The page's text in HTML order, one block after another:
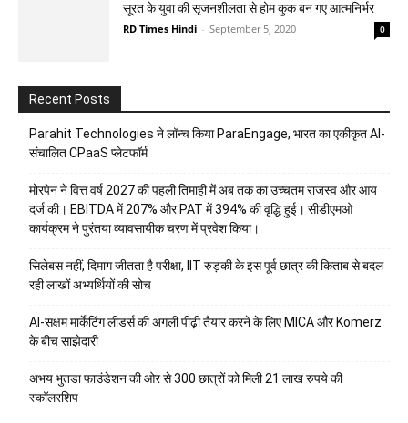
सूरत के युवा की सृजनशीलता से होम कुक बन गए आत्मनिर्भर
RD Times Hindi - September 5, 2020 0
Recent Posts
Parahit Technologies ने लॉन्च किया ParaEngage, भारत का एकीकृत AI-
संचालित CPaaS प्लेटफॉर्म
मोरपेन ने वित्त वर्ष 2027 की पहली तिमाही में अब तक का उच्चतम राजस्व और आय
दर्ज की। EBITDA में 207% और PAT में 394% की वृद्धि हुई। सीडीएमओ
कार्यक्रम ने पुरंतया व्यावसायीक चरण में प्रवेश किया।
सिलेबस नहीं, दिमाग जीतता है परीक्षा, IIT रुड़की के इस पूर्व छात्र की किताब से बदल
रही लाखों अभ्यर्थियों की सोच
AI-सक्षम मार्केटिंग लीडर्स की अगली पीढ़ी तैयार करने के लिए MICA और Komerz
के बीच साझेदारी
अभय भुतडा फाउंडेशन की ओर से 300 छात्रों को मिली 21 लाख रुपये की
स्कॉलरशिप